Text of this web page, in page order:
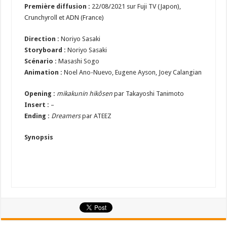
Première diffusion : 22/08/2021 sur Fuji TV (Japon),
Crunchyroll et ADN (France)
Direction : Noriyo Sasaki
Storyboard : Noriyo Sasaki
Scénario : Masashi Sogo
Animation : Noel Ano-Nuevo, Eugene Ayson, Joey Calangian
Opening : mikakunin hikôsen par Takayoshi Tanimoto
Insert : –
Ending : Dreamerspar ATEEZ
Synopsis